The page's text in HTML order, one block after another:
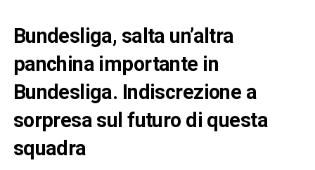
Bundesliga, salta un’altra
panchina importante in
Bundesliga. Indiscrezione a
sorpresa sul futuro di questa
squadra